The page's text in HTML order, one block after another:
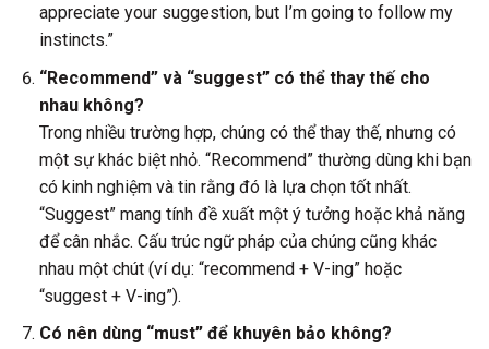
appreciate your suggestion, but I’m going to follow my
instincts.”
“Recommend” và “suggest” có thể thay thế cho
nhau không?
Trong nhiều trường hợp, chúng có thể thay thế, nhưng có
một sự khác biệt nhỏ. “Recommend” thường dùng khi bạn
có kinh nghiệm và tin rằng đó là lựa chọn tốt nhất.
“Suggest” mang tính đề xuất một ý tưởng hoặc khả năng
để cân nhắc. Cấu trúc ngữ pháp của chúng cũng khác
nhau một chút (ví dụ: “recommend + V-ing” hoặc
“suggest + V-ing”).
Có nên dùng “must” để khuyên bảo không?